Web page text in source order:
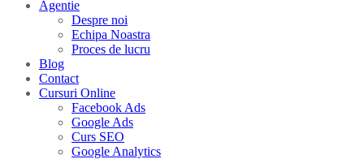
Agentie
Despre noi
Echipa Noastra
Proces de lucru
Blog
Contact
Cursuri Online
Facebook Ads
Google Ads
Curs SEO
Google Analytics